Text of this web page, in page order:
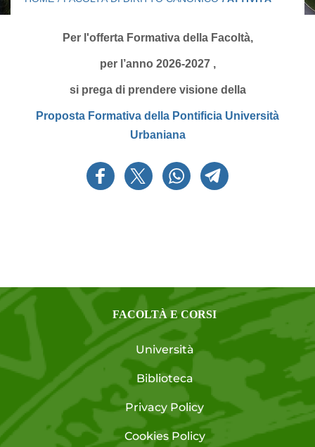
Per l'offerta Formativa della Facoltà,
per l’anno 2026-2027 ,
si prega di prendere visione della
Proposta Formativa della Pontificia Università
Urbaniana
FACOLTÀ E CORSI
Università
Biblioteca
Privacy Policy
Cookies Policy